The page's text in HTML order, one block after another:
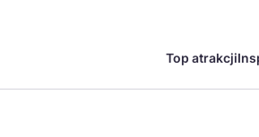
Top atrakcji